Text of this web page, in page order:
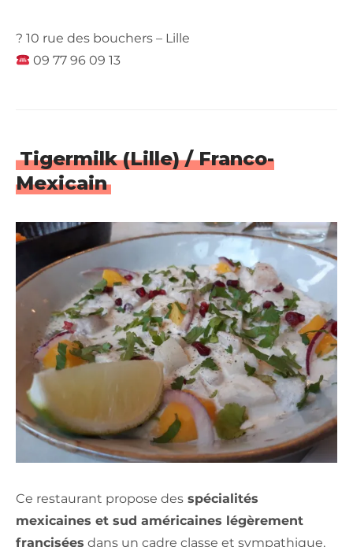
? 10 rue des bouchers – Lille
09 77 96 09 13
Tigermilk (Lille) / Franco-
Mexicain
Ce restaurant propose des spécialités
mexicaines et sud américaines légèrement
francisées dans un cadre classe et sympathique,